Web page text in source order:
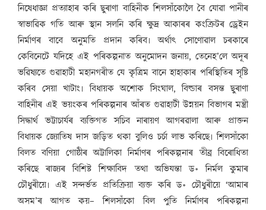
নিষেধাজ্ঞা প্ৰত্যাহাৰ কৰি ছুৰাণা বাহিনীক শিলসাঁকোলৈ বৈ যোৱা পানীৰ
স্বাভাৱিক গতি আৰু স্থান সলনি কৰি ক্ষুদ্ৰ আকাৰৰ কংক্ৰিটৰ ড্ৰেইন
নিৰ্মাণৰ বাবে অনুমতি প্ৰদান কৰিব৷ অৰ্থাৎ সোণোৱাল চৰকাৰে
কেবিনেটে যদিহে এই পৰিকল্পনাত অনুমোদন জনায়, তেনেহ’লে অদূৰ
ভৱিষ্যতে গুৱাহাটী মহানগৰীত যে কৃত্ৰিম বানে হাহাকাৰ পৰিস্থিতিৰ সৃষ্টি
কৰিব সেয়া খাটাং৷ বিধায়ক অশোক সিংঘাল, বিল্ডাৰ বসন্ত ছুৰাণা
বাহিনীৰ এই ভয়ংকৰ পৰিকল্পনাৰ আঁৰত গুৱাহাটী উন্নয়ন বিভাগৰ মন্ত্ৰী
সিদ্ধাৰ্থ ভট্টাচাৰ্যৰ ব্যক্তিগত সচিব নাৰায়ণ আগৰৱালা আৰু প্ৰাক্তন
বিধায়ক জ্যোতিষ দাস জড়িত থকা বুলিও চৰ্চা লাভ কৰিছে৷ শিলসাঁকো
বিলত বণিয়া গোষ্ঠীৰ অট্টালিকা নিৰ্মাণৰ পৰিকল্পনাৰ তীব্ৰ বিৰোধিতা
কৰিছে ৰাজ্যৰ বিশিষ্ট শিক্ষাবিদ তথা অভিযন্তা ড॰ নিৰ্মল কুমাৰ
চৌধুৰীয়ে৷ এই সন্দৰ্ভত প্ৰতিক্ৰিয়া ব্যক্ত কৰি ড॰ চৌধুৰীয়ে ‘আমাৰ
অসম’ৰ আগত কয়– শিলসাঁকো বিল পুতি নিৰ্মাণৰ পৰিকল্পনা